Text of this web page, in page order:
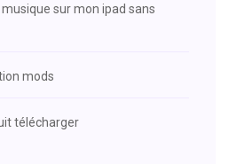
sur mon ipad sans
mods
télécharger